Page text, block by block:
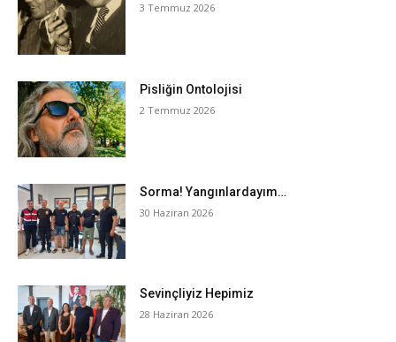
3 Temmuz 2026
Pisliğin Ontolojisi
2 Temmuz 2026
Sorma! Yangınlardayım…
30 Haziran 2026
Sevinçliyiz Hepimiz
28 Haziran 2026